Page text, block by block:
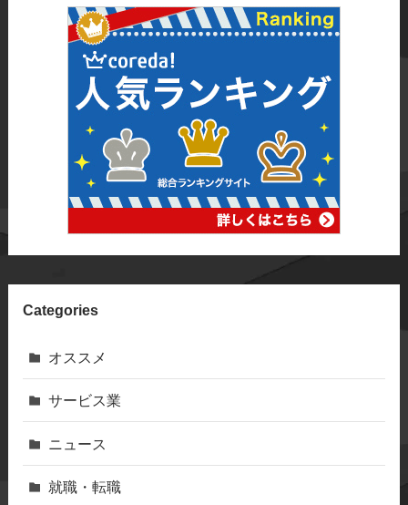
Categories
オススメ
サービス業
ニュース
就職・転職